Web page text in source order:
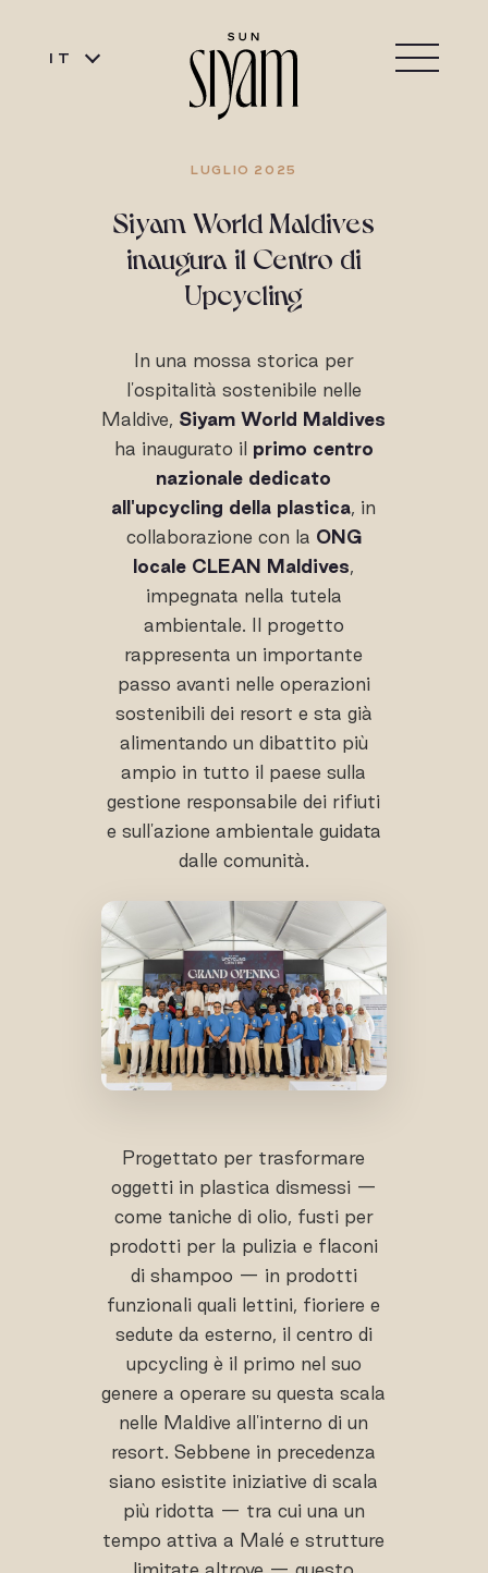
IT
LUGLIO 2025
Siyam World Maldives
inaugura il Centro di
Upcycling
In una mossa storica per
l'ospitalità sostenibile nelle
Maldive, Siyam World Maldives
ha inaugurato il primo centro
nazionale dedicato
all'upcycling della plastica, in
collaborazione con la ONG
locale CLEAN Maldives,
impegnata nella tutela
ambientale. Il progetto
rappresenta un importante
passo avanti nelle operazioni
sostenibili dei resort e sta già
alimentando un dibattito più
ampio in tutto il paese sulla
gestione responsabile dei rifiuti
e sull'azione ambientale guidata
dalle comunità.
Progettato per trasformare
oggetti in plastica dismessi —
come taniche di olio, fusti per
prodotti per la pulizia e flaconi
di shampoo — in prodotti
funzionali quali lettini, fioriere e
sedute da esterno, il centro di
upcycling è il primo nel suo
genere a operare su questa scala
nelle Maldive all'interno di un
resort. Sebbene in precedenza
siano esistite iniziative di scala
più ridotta — tra cui una un
tempo attiva a Malé e strutture